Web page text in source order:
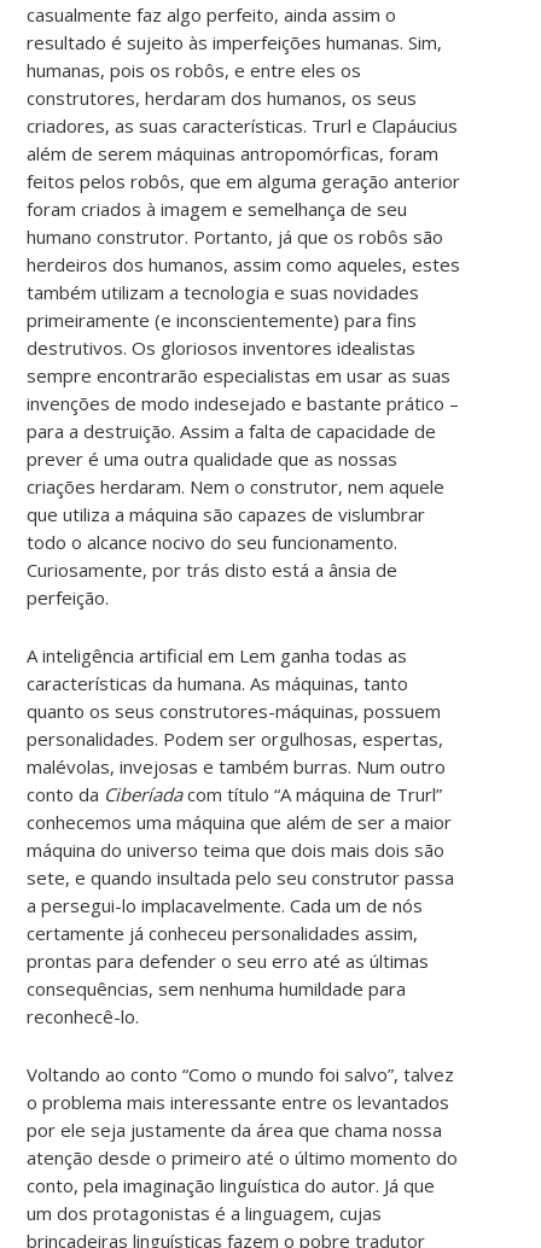
casualmente faz algo perfeito, ainda assim o
resultado é sujeito às imperfeições humanas. Sim,
humanas, pois os robôs, e entre eles os
construtores, herdaram dos humanos, os seus
criadores, as suas características. Trurl e Clapáucius
além de serem máquinas antropomórficas, foram
feitos pelos robôs, que em alguma geração anterior
foram criados à imagem e semelhança de seu
humano construtor. Portanto, já que os robôs são
herdeiros dos humanos, assim como aqueles, estes
também utilizam a tecnologia e suas novidades
primeiramente (e inconscientemente) para fins
destrutivos. Os gloriosos inventores idealistas
sempre encontrarão especialistas em usar as suas
invenções de modo indesejado e bastante prático –
para a destruição. Assim a falta de capacidade de
prever é uma outra qualidade que as nossas
criações herdaram. Nem o construtor, nem aquele
que utiliza a máquina são capazes de vislumbrar
todo o alcance nocivo do seu funcionamento.
Curiosamente, por trás disto está a ânsia de
perfeição.
A inteligência artificial em Lem ganha todas as
características da humana. As máquinas, tanto
quanto os seus construtores-máquinas, possuem
personalidades. Podem ser orgulhosas, espertas,
malévolas, invejosas e também burras. Num outro
conto da Ciberíadacom título “A máquina de Trurl”
conhecemos uma máquina que além de ser a maior
máquina do universo teima que dois mais dois são
sete, e quando insultada pelo seu construtor passa
a persegui-lo implacavelmente. Cada um de nós
certamente já conheceu personalidades assim,
prontas para defender o seu erro até as últimas
consequências, sem nenhuma humildade para
reconhecê-lo.
Voltando ao conto “Como o mundo foi salvo”, talvez
o problema mais interessante entre os levantados
por ele seja justamente da área que chama nossa
atenção desde o primeiro até o último momento do
conto, pela imaginação linguística do autor. Já que
um dos protagonistas é a linguagem, cujas
brincadeiras linguísticas fazem o pobre tradutor